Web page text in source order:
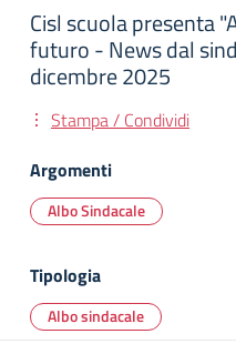
Cisl scuola presenta
futuro - News dal
dicembre 2025
Stampa / Condividi
Argomenti
Albo Sindacale
Tipologia
Albo sindacale